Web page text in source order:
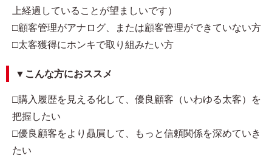
上経過していることが望ましいです）
□顧客管理がアナログ、または顧客管理ができていない方
□太客獲得にホンキで取り組みたい方
▼こんな方におススメ
□購入履歴を見える化して、優良顧客（いわゆる太客）を
把握したい
□優良顧客をより贔屓して、もっと信頼関係を深めていき
たい